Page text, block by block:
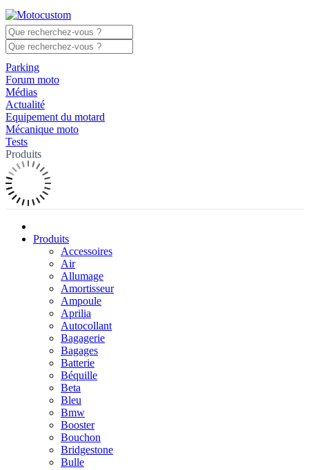
Parking
Forum moto
Médias
Actualité
Equipement du motard
Mécanique moto
Tests
Produits
Produits
Accessoires
Air
Allumage
Amortisseur
Ampoule
Aprilia
Autocollant
Bagagerie
Bagages
Batterie
Béquille
Beta
Bleu
Bmw
Booster
Bouchon
Bridgestone
Bulle